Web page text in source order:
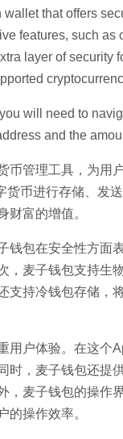
that offers
features, such
layer of security
will need to
and the
币管理工具，为用
货币进行存储、发
财富的增值。
钱包在安全性方面
，麦子钱包支持生
支持冷钱包存储，
用户体验。在这个
时，麦子钱包还提
，麦子钱包的操作
的操作效率。